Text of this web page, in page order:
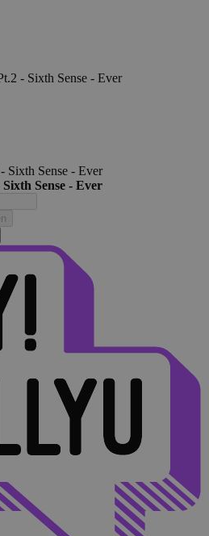
- Sixth Sense - Ever
Sense - Ever